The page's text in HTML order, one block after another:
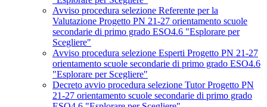
Avviso procedura selezione Referente per la
Valutazione Progetto PN 21-27 orientamento scuole
secondarie di primo grado ESO4.6 "Esplorare per
Scegliere"
Avviso procedura selezione Esperti Progetto PN 21-27
orientamento scuole secondarie di primo grado ESO4.6
"Esplorare per Scegliere"
Decreto avvio procedura selezione Tutor Progetto PN
21-27 orientamento scuole secondarie di primo grado